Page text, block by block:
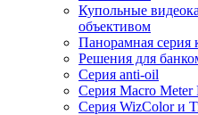
Купольные
объективом
Панорамная серия
Решения для
Серия anti-oil
Серия Macro Meter
Серия WizColor и